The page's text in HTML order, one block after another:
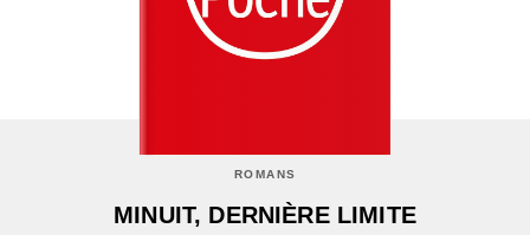
ROMANS
MINUIT, DERNIÈRE LIMITE